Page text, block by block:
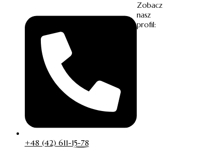
+48 (42) 611-15-78
Zobacz
nasz
profil: